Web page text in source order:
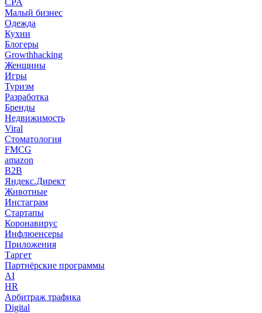
Малый бизнес
Одежда
Кухни
Блогеры
Growthhacking
Женщины
Игры
Туризм
Разработка
Бренды
Недвижимость
Viral
Стоматология
FMCG
amazon
B2B
Яндекс.Директ
Животные
Инстаграм
Стартапы
Коронавирус
Инфлюенсеры
Приложения
Таргет
Партнёрские программы
AI
HR
Арбитраж трафика
Digital